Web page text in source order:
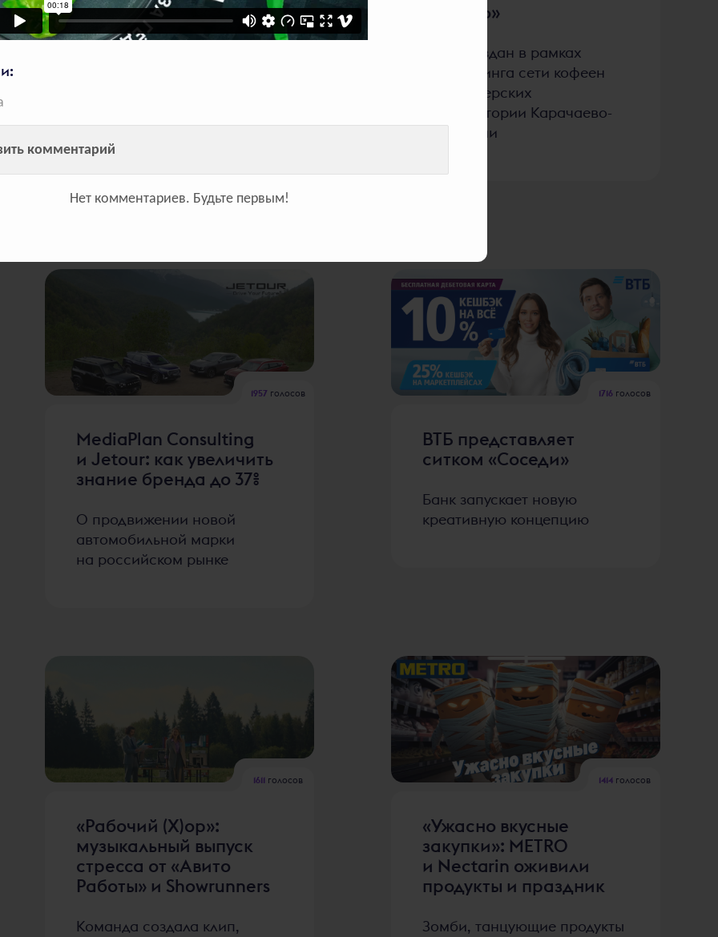
комментарий
Нет комментариев. Будьте первым!
Ролик «Вне Сезонов»
для бренда AMAZING
лидеров продаж в спорт
категории
«ОЧЕНЬ»
Ролик создан в рамках
ребрендинга сети кофеен
и кондитерских
на территории Карачаево-
Черкессии
1957 голосов
MediaPlan Consulting
и Jetour: как увеличить
знание бренда до 37%
О продвижении новой
автомобильной марки
на российском рынке
1716голосов
ВТБ представляет
ситком «Соседи»
Банк запускает новую
креативную концепцию
1611 голосов
«Рабочий (Х)ор»:
музыкальный выпуск
стресса от «Авито
Работы» и Showrunners
Команда создала клип,
1414голосов
«Ужасно вкусные
закупки»: METRO
и Nectarin оживили
продукты и праздник
Зомби, танцующие продукты